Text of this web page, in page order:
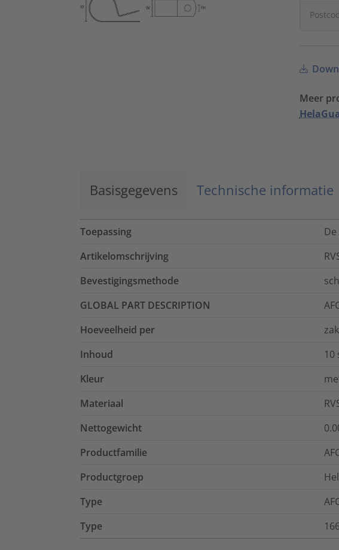
Meer
Basisgegevens Technische informatie
Toepassing
Artikelomschrijving
Bevestigingsmethode
GLOBAL PART DESCRIPTION
Hoeveelheid per
zak
Inhoud
10
Kleur
Materiaal
Nettogewicht
Productfamilie
Productgroep
Type
Type